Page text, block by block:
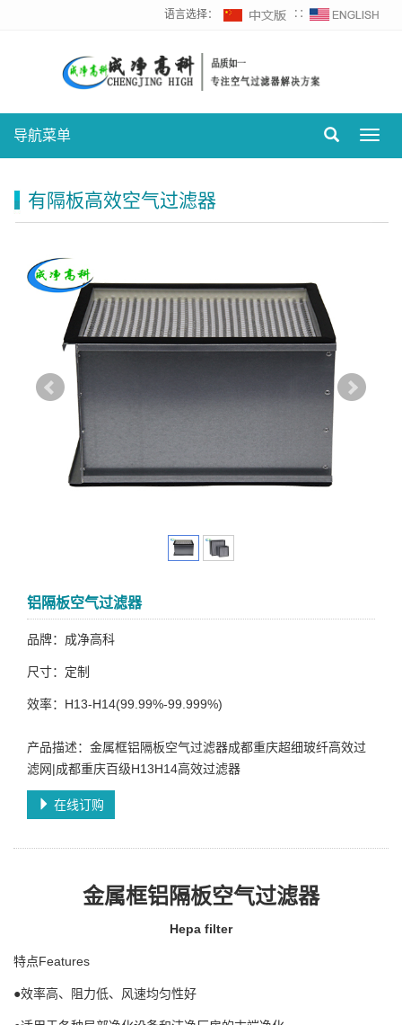
语言选择： ∷
导航菜单
有隔板高效空气过滤器
铝隔板空气过滤器
品牌：成净高科
尺寸：定制
效率：H13-H14(99.99%-99.999%)
产品描述：金属框铝隔板空气过滤器成都重庆超细玻纤高效过
滤网|成都重庆百级H13H14高效过滤器
在线订购
金属框铝隔板空气过滤器
Hepa filter
特点Features
●效率高、阻力低、风速均匀性好